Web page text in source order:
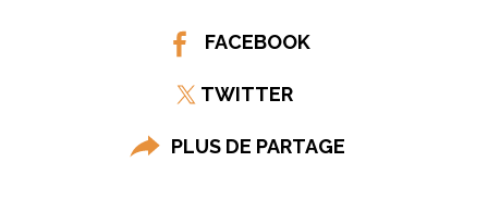
FACEBOOK
TWITTER
PLUS DE PARTAGE